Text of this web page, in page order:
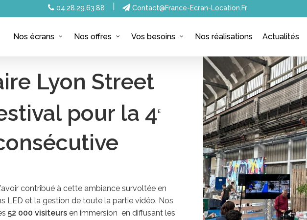
04.28.29.63.88 Contact@france-Ecran-Location.fr
Nos écrans Nos offres Vos besoins Nos réalisations Actualités
Lyon Street
pour la 4E
contribué à cette ambiance survoltée en
LED et la gestion de toute la partie vidéo. Nos
52 000 visiteursen immersion en diffusant les